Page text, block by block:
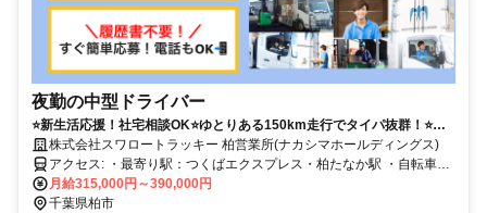
夜勤の中型ドライバー
⭐️新生活応援！社宅相談OK⭐️ゆとりある150km走行でタイパ抜群！⭐️休
憩取得率100%！ドライバーを守ります⭐️オートマ新車納車済み＋今後も
増車予定⭐️副業OK⭐️【中型免許でOK】ご応募はこちら（04-7128-4921
採用担当まで）までお電話でもOK！！⭐️ほぼAT車で、クルーズコントロ
ールやドラレコなど全社搭載⭐️
株式会社スワロートラッキー 柏営業所(ナカシマホールディングス)
アクセス: ・最寄り駅：つくばエクスプレス・柏たなか駅 ・自転車・
バイク・自家用車通勤可
月給315,000円～390,000円
千葉県柏市